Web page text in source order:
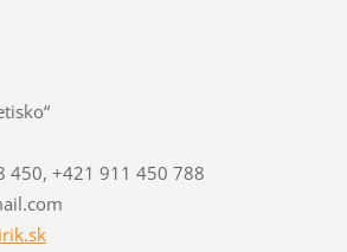
450, +421 911 450 788